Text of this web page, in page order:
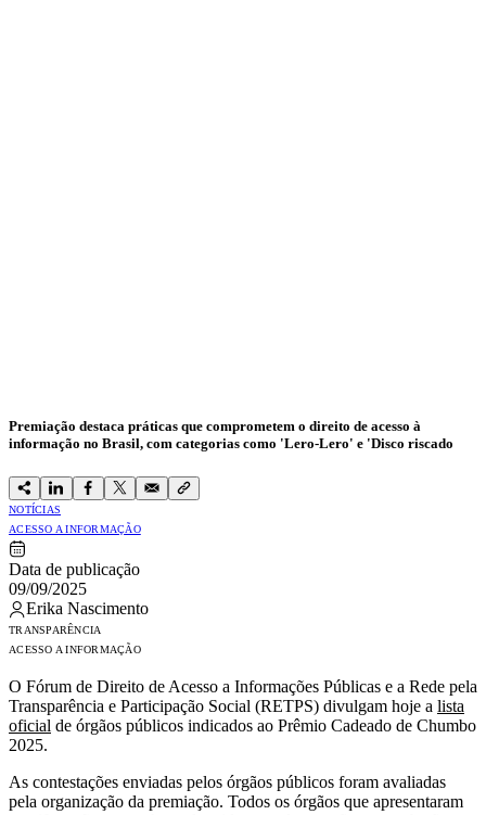
Premiação destaca práticas que comprometem o direito de acesso à
informação no Brasil, com categorias como 'Lero-Lero' e 'Disco riscado
NOTÍCIAS
ACESSO A INFORMAÇÃO
Data de publicação
09/09/2025
Erika Nascimento
TRANSPARÊNCIA
ACESSO A INFORMAÇÃO
O Fórum de Direito de Acesso a Informações Públicas e a Rede pela
Transparência e Participação Social (RETPS) divulgam hoje a lista
oficial de órgãos públicos indicados ao Prêmio Cadeado de Chumbo
2025.
As contestações enviadas pelos órgãos públicos foram avaliadas
pela organização da premiação. Todos os órgãos que apresentaram